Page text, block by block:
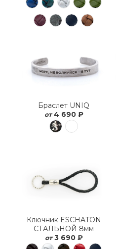
Браслет UNIQ
от 4 690 ₽
Ключник ESCHATON
СТАЛЬНОЙ 8мм
от 3 690 ₽